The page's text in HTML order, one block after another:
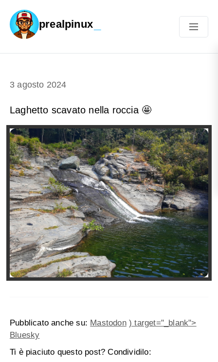
prealpinux
3 agosto 2024
Laghetto scavato nella roccia 🤩
Pubblicato anche su: Mastodon ) target="_blank">
Bluesky
Ti è piaciuto questo post? Condividilo: